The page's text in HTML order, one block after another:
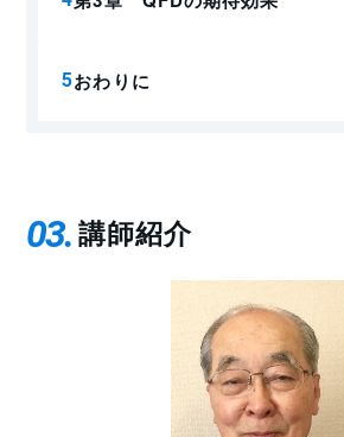
おわりに
03 講師紹介